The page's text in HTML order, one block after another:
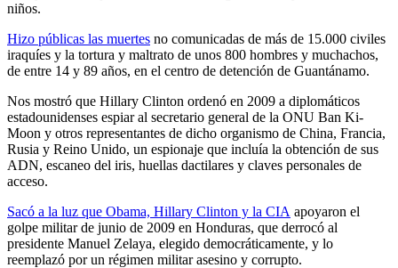
niños.
Hizo públicas las muertes no comunicadas de más de 15.000 civiles
iraquíes y la tortura y maltrato de unos 800 hombres y muchachos,
de entre 14 y 89 años, en el centro de detención de Guantánamo.
Nos mostró que Hillary Clinton ordenó en 2009 a diplomáticos
estadounidenses espiar al secretario general de la ONU Ban Ki-
Moon y otros representantes de dicho organismo de China, Francia,
Rusia y Reino Unido, un espionaje que incluía la obtención de sus
ADN, escaneo del iris, huellas dactilares y claves personales de
acceso.
Sacó a la luz que Obama, Hillary Clinton y la CIA apoyaron el
golpe militar de junio de 2009 en Honduras, que derrocó al
presidente Manuel Zelaya, elegido democráticamente, y lo
reemplazó por un régimen militar asesino y corrupto.